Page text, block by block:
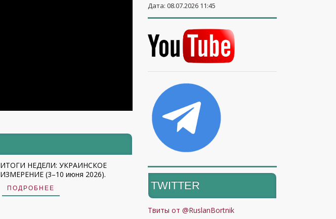
ИТОГИ НЕДЕЛИ: УКРАИНСКОЕ
ИЗМЕРЕНИЕ (3–10 июня 2026).
ПОДРОБНЕЕ
Дата: 08.07.2026 11:45
TWITTER
Твиты от @RuslanBortnik